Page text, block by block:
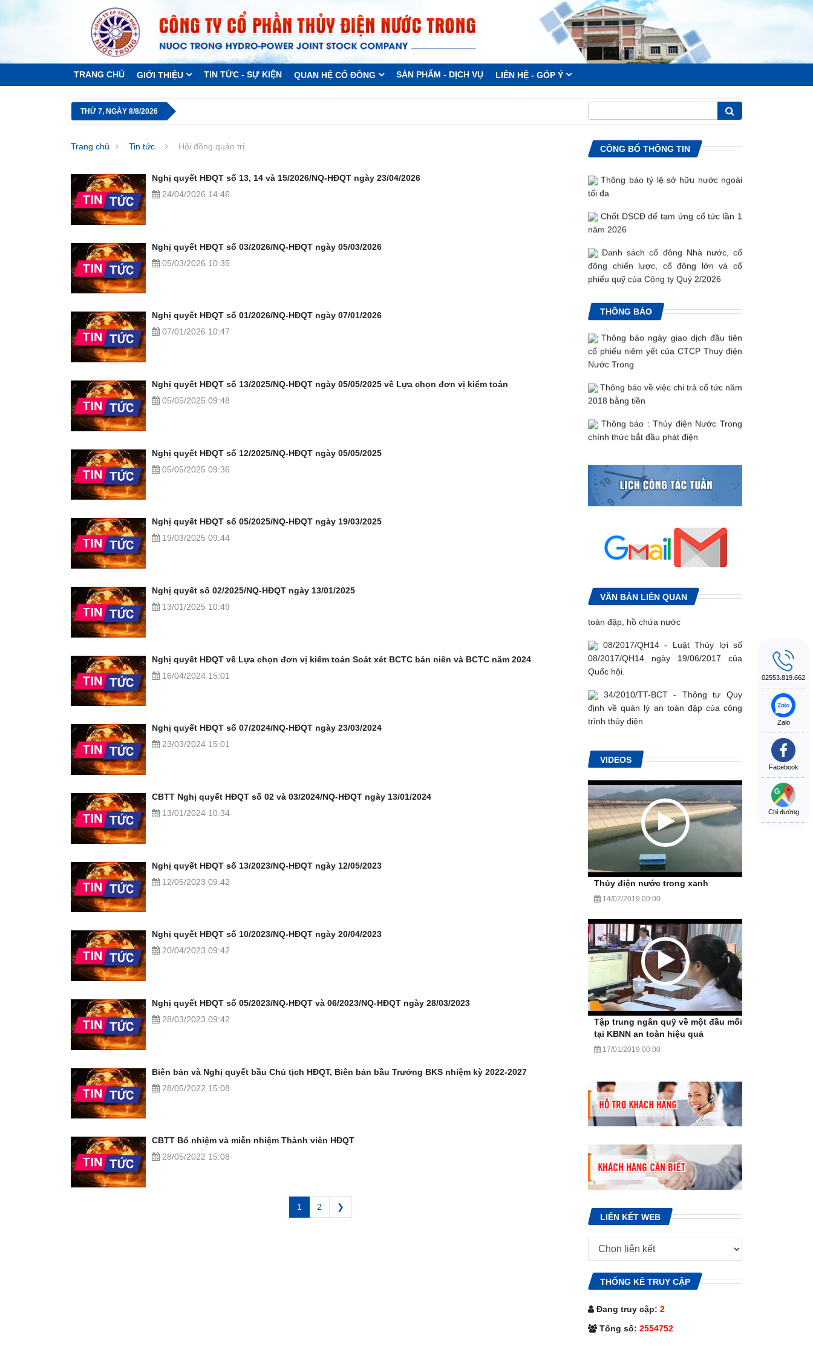
02553.819.662
Zalo
Facebook
Chỉ đường
TRANG CHỦ GIỚI THIỆU TIN TỨC - SỰ KIỆN QUAN HỆ CỔ ĐÔNG SẢN PHẨM - DỊCH VỤ LIÊN HỆ - GÓP Ý
THỨ 7, NGÀY 8/8/2026
Trang chủ Tin tức Hội đồng quản trị
Nghị quyết HĐQT số 13, 14 và 15/2026/NQ-HĐQT ngày 23/04/2026
24/04/2026 14:46
Nghị quyết HĐQT số 03/2026/NQ-HĐQT ngày 05/03/2026
05/03/2026 10:35
Nghị quyết HĐQT số 01/2026/NQ-HĐQT ngày 07/01/2026
07/01/2026 10:47
Nghị quyết HĐQT số 13/2025/NQ-HĐQT ngày 05/05/2025 về Lựa chọn đơn vị kiểm toán
05/05/2025 09:48
Nghị quyết HĐQT số 12/2025/NQ-HĐQT ngày 05/05/2025
05/05/2025 09:36
Nghị quyết HĐQT số 05/2025/NQ-HĐQT ngày 19/03/2025
19/03/2025 09:44
Nghị quyết số 02/2025/NQ-HĐQT ngày 13/01/2025
13/01/2025 10:49
Nghị quyết HĐQT về Lựa chọn đơn vị kiểm toán Soát xét BCTC bán niên và BCTC năm 2024
16/04/2024 15:01
Nghị quyết HĐQT số 07/2024/NQ-HĐQT ngày 23/03/2024
23/03/2024 15:01
CBTT Nghị quyết HĐQT số 02 và 03/2024/NQ-HĐQT ngày 13/01/2024
13/01/2024 10:34
Nghị quyết HĐQT số 13/2023/NQ-HĐQT ngày 12/05/2023
12/05/2023 09:42
Nghị quyết HĐQT số 10/2023/NQ-HĐQT ngày 20/04/2023
20/04/2023 09:42
Nghị quyết HĐQT số 05/2023/NQ-HĐQT và 06/2023/NQ-HĐQT ngày 28/03/2023
28/03/2023 09:42
Biên bản và Nghị quyết bầu Chủ tịch HĐQT, Biên bản bầu Trưởng BKS nhiệm kỳ 2022-2027
28/05/2022 15:08
CBTT Bổ nhiệm và miễn nhiệm Thành viên HĐQT
28/05/2022 15:08
1 2 ❯
CÔNG BỐ THÔNG TIN
Báo cáo tài chính Quý 2 năm 2026
06 tháng năm 2026
tối đa
năm 2026
đông chiến lược, cổ đông lớn và cổ
phiếu quỹ của Công ty Quý 2/2026
thứ 12 ngày 09/05/2026
THÔNG BÁO
Thông báo chi trả cổ tức lần 2 năm
2019 bằng tiền
Quy chế nội bộ về quản trị Công ty
cổ phiếu niêm yết của CTCP Thuy điện
Nước Trong
2018 bằng tiền
chính thức bắt đầu phát điện
dịch cổ phiếu
VĂN BẢN LIÊN QUAN
67/2018/NĐ-CP - Nghị định
67/2018/NĐ-CP Quy định chi tiết một số
điều của Luật thủy lợi
114/2018/NĐ-CP - Nghị định
114/2018/NĐ-CP về việc quản lý an
08/2017/QH14 ngày 19/06/2017 của
Quốc hội.
định về quản lý an toàn đập của công
trình thủy điện
lý an toàn đập
VIDEOS
Thủy điện nước trong xanh
14/02/2019 00:00
Tập trung ngân quỹ về một đầu mối
tại KBNN an toàn hiệu quả
17/01/2019 00:00
LIÊN KẾT WEB
THỐNG KÊ TRUY CẬP
Đang truy cập: 2
Tổng số: 2554752